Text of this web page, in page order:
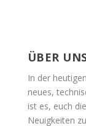
ÜBER
In der
neues,
ist es, euch
Neuigkeiten